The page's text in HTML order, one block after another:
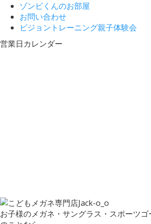
ゾンビくんのお部屋
お問い合わせ
ビジョントレーニング親子体験会
営業日カレンダー
お子様のメガネ・サングラス・スポーツゴ